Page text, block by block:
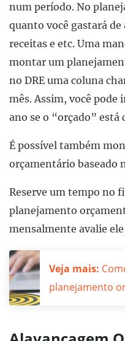
num período. No
quanto você gastará
receitas e etc. Uma
montar um
no DRE uma coluna
mês. Assim, você pode
ano se o “orçado”
É possível também
orçamentário baseado
Reserve um tempo no
planejamento
mensalmente avalie
Veja mais:
planejamento